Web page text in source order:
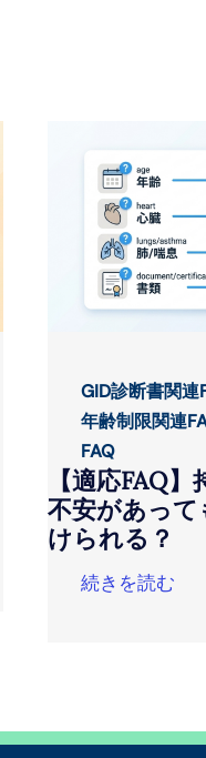
GID診断書関連
年齢制限関連
FAQ
【適応FAQ
不安があって
けられる？
続きを読む